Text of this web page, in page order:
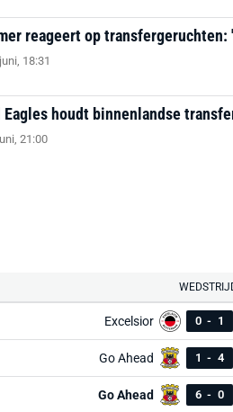
reageert op
18:31
Eagles houdt binnenlandse
21:00
Excelsior 0 - 1
Go Ahead 1 - 4
Go Ahead 6 - 0